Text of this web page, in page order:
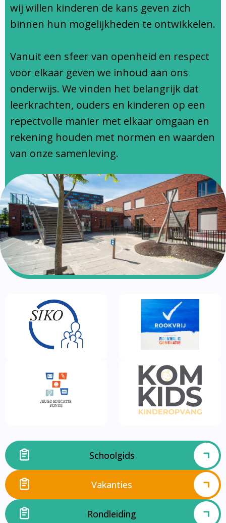
Ondersteuningsprofiel
wij willen kinderen de kans geven zich
binnen hun mogelijkheden te ontwikkelen.
Vanuit een sfeer van openheid en respect
voor elkaar geven we inhoud aan ons
onderwijs. We vinden het belangrijk dat
leerkrachten, ouders en kinderen op een
repectvolle manier met elkaar omgaan en
rekening houden met normen en waarden
van onze samenleving.
Schoolgids
Vakanties
Rondleiding